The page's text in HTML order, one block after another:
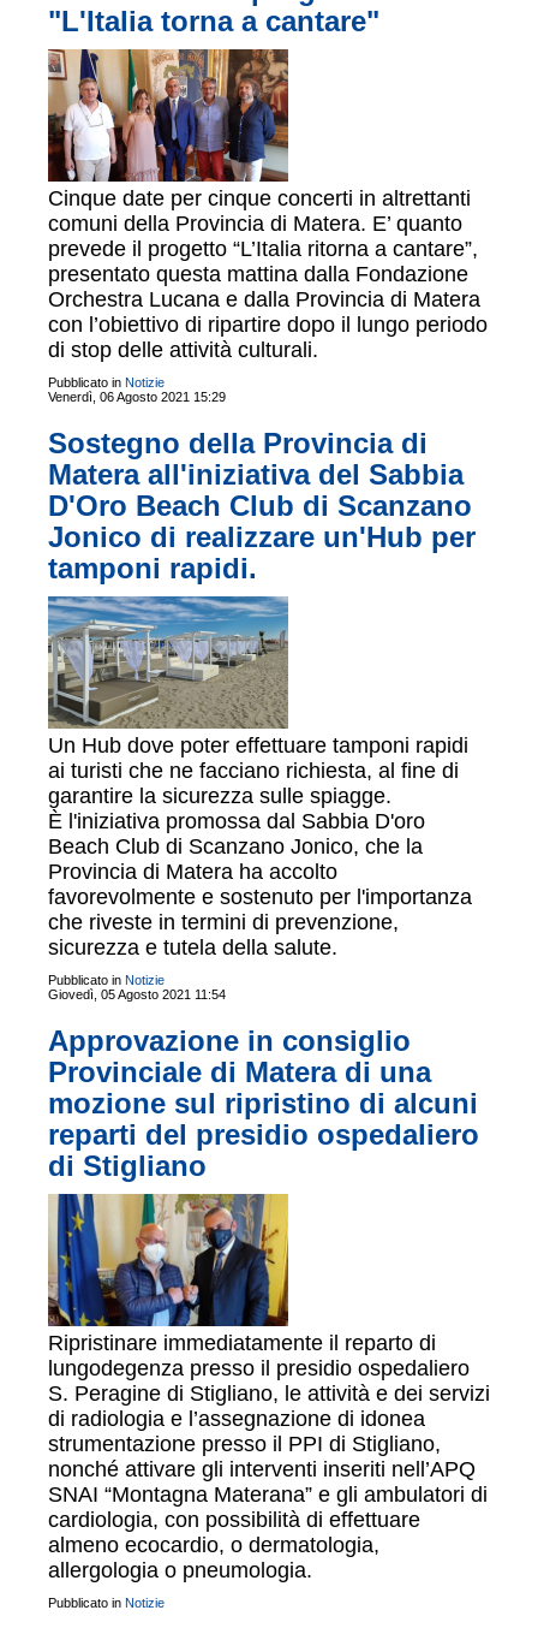
"L'Italia torna a cantare"
Cinque date per cinque concerti in altrettanti
comuni della Provincia di Matera. E’ quanto
prevede il progetto “L’Italia ritorna a cantare”,
presentato questa mattina dalla Fondazione
Orchestra Lucana e dalla Provincia di Matera
con l’obiettivo di ripartire dopo il lungo periodo
di stop delle attività culturali.
Pubblicato in Notizie
Venerdì, 06 Agosto 2021 15:29
Sostegno della Provincia di
Matera all'iniziativa del Sabbia
D'Oro Beach Club di Scanzano
Jonico di realizzare un'Hub per
tamponi rapidi.
Un Hub dove poter effettuare tamponi rapidi
ai turisti che ne facciano richiesta, al fine di
garantire la sicurezza sulle spiagge.
È l'iniziativa promossa dal Sabbia D'oro
Beach Club di Scanzano Jonico, che la
Provincia di Matera ha accolto
favorevolmente e sostenuto per l'importanza
che riveste in termini di prevenzione,
sicurezza e tutela della salute.
Pubblicato in Notizie
Giovedì, 05 Agosto 2021 11:54
Approvazione in consiglio
Provinciale di Matera di una
mozione sul ripristino di alcuni
reparti del presidio ospedaliero
di Stigliano
Ripristinare immediatamente il reparto di
lungodegenza presso il presidio ospedaliero
S. Peragine di Stigliano, le attività e dei servizi
di radiologia e l’assegnazione di idonea
strumentazione presso il PPI di Stigliano,
nonché attivare gli interventi inseriti nell’APQ
SNAI “Montagna Materana” e gli ambulatori di
cardiologia, con possibilità di effettuare
almeno ecocardio, o dermatologia,
allergologia o pneumologia.
Pubblicato in Notizie